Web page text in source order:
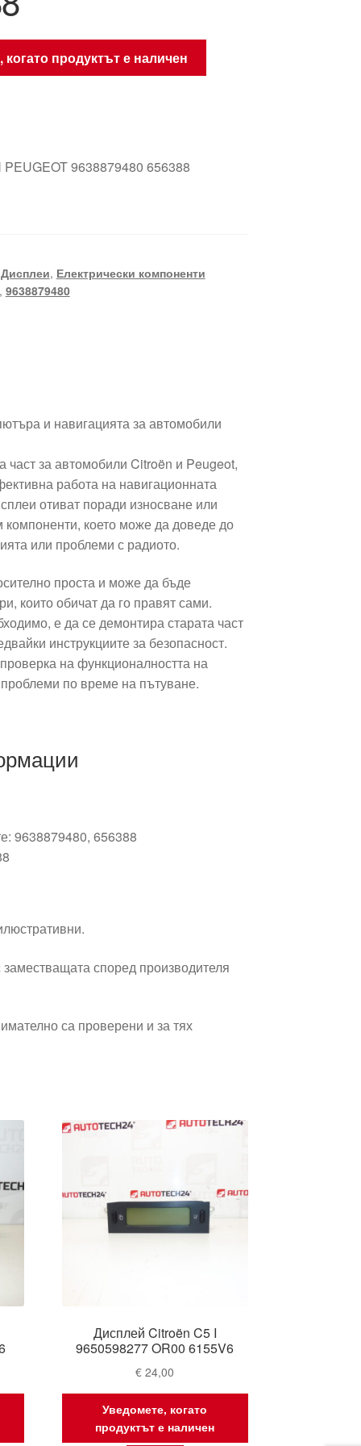
когато продуктът е наличен
9638879480 656388
Дисплеи, Електрически компоненти
9638879480
и навигацията за автомобили
част за автомобили Citroën и Peugeot,
работа на навигационната
отиват поради износване или
компоненти, което може да доведе до
или проблеми с радиото.
проста и може да бъде
които обичат да го правят сами.
е да се демонтира старата част
инструкциите за безопасност.
на функционалността на
по време на пътуване.
9638879480, 656388
според производителя
са проверени и за тях
Дисплей Citroën C5 I
9650598277 OR00 6155V6
€ 24,00
Уведомете, когато
продуктът е наличен